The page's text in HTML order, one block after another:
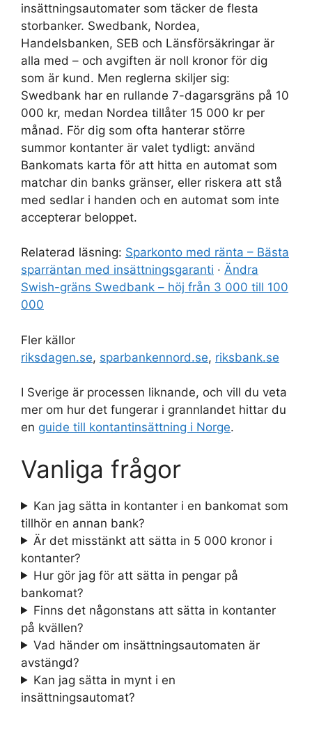
insättningsautomater som täcker de flesta
storbanker. Swedbank, Nordea,
Handelsbanken, SEB och Länsförsäkringar är
alla med – och avgiften är noll kronor för dig
som är kund. Men reglerna skiljer sig:
Swedbank har en rullande 7-dagarsgräns på 10
000 kr, medan Nordea tillåter 15 000 kr per
månad. För dig som ofta hanterar större
summor kontanter är valet tydligt: använd
Bankomats karta för att hitta en automat som
matchar din banks gränser, eller riskera att stå
med sedlar i handen och en automat som inte
accepterar beloppet.
Relaterad läsning: Sparkonto med ränta – Bästa
sparräntan med insättningsgaranti · Ändra
Swish-gräns Swedbank – höj från 3 000 till 100
000
Fler källor
riksdagen.se, sparbankennord.se, riksbank.se
I Sverige är processen liknande, och vill du veta
mer om hur det fungerar i grannlandet hittar du
en guide till kontantinsättning i Norge.
Vanliga frågor
Kan jag sätta in kontanter i en bankomat som
tillhör en annan bank?
Är det misstänkt att sätta in 5 000 kronor i
kontanter?
Hur gör jag för att sätta in pengar på
bankomat?
Finns det någonstans att sätta in kontanter
på kvällen?
Vad händer om insättningsautomaten är
avstängd?
Kan jag sätta in mynt i en
insättningsautomat?